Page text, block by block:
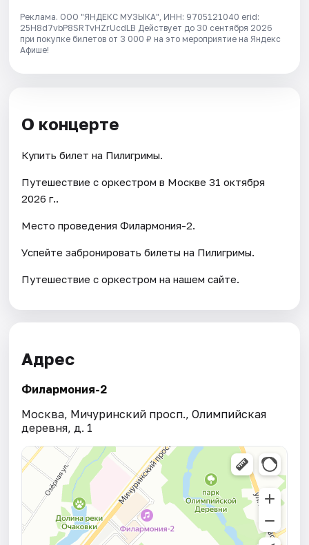
Реклама. ООО "ЯНДЕКС МУЗЫКА", ИНН: 9705121040 erid:
25H8d7vbP8SRTvHZrUcdLB Действует до 30 сентября 2026
при покупке билетов от 3 000 ₽ на это мероприятие на Яндекс
Афише!
О концерте
Купить билет на Пилигримы.
Путешествие с оркестром в Москве 31 октября
2026 г..
Место проведения Филармония-2.
Успейте забронировать билеты на Пилигримы.
Путешествие с оркестром на нашем сайте.
Адрес
Филармония-2
Москва, Мичуринский просп., Олимпийская
деревня, д. 1